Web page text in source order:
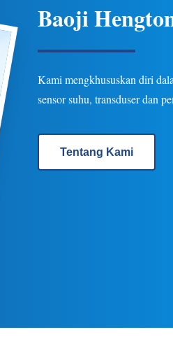
Baoji
Kami mengkhususkan diri
sensor suhu, transduser dan
Tentang Kami